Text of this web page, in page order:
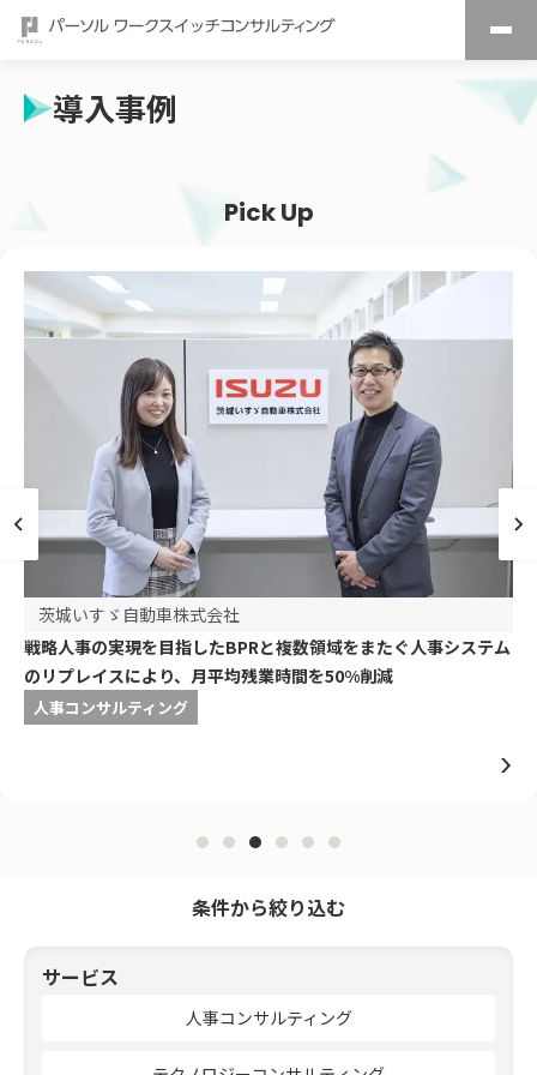
導入事例
Pick Up
茨城いすゞ自動車株式会社
戦略人事の実現を目指したBPRと複数領域をまたぐ人事システム
のリプレイスにより、月平均残業時間を50%削減
人事コンサルティング
条件から絞り込む
サービス
人事コンサルティング